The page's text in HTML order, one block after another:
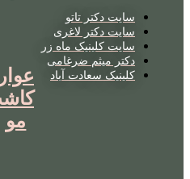
مو
سایت دکتر تاتو
سایت دکتر لاغری
سایت کلینیک ماه زر
دکتر میثم ضرغامی
کلینیک سعادت آباد